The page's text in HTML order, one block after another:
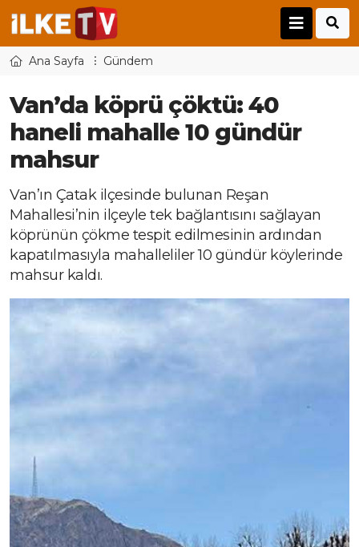
Ana Sayfa Gündem
Van’da köprü çöktü: 40
haneli mahalle 10 gündür
mahsur
Van’ın Çatak ilçesinde bulunan Reşan
Mahallesi’nin ilçeyle tek bağlantısını sağlayan
köprünün çökme tespit edilmesinin ardından
kapatılmasıyla mahalleliler 10 gündür köylerinde
mahsur kaldı.